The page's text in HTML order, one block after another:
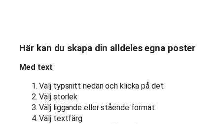
Här kan du skapa din alldeles egna poster
Med text
Välj typsnitt nedan och klicka på det
Välj storlek
Välj liggande eller stående format
Välj textfärg
funktionalitet
uppbyggnad,
hemsidan
används.